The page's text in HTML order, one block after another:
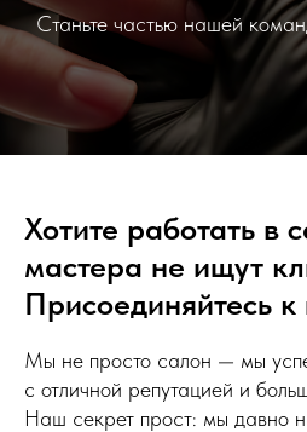
Станьте частью нашей
Хотите работать в
мастера не ищут
Присоединяйтесь
Мы не просто салон — мы
с отличной репутацией и
Наш секрет прост: мы давно